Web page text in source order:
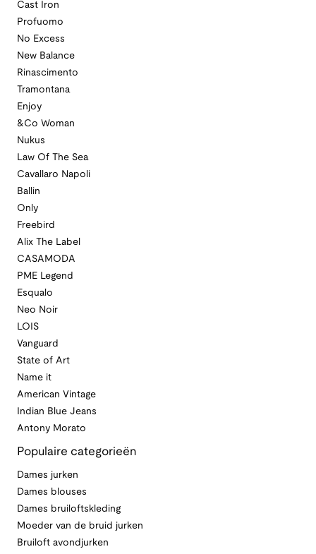
Cast Iron
Profuomo
No Excess
New Balance
Rinascimento
Tramontana
Enjoy
&Co Woman
Nukus
Law Of The Sea
Cavallaro Napoli
Ballin
Only
Freebird
Alix The Label
CASAMODA
PME Legend
Esqualo
Neo Noir
LOIS
Vanguard
State of Art
Name it
American Vintage
Indian Blue Jeans
Antony Morato
Populaire categorieën
Dames jurken
Dames blouses
Dames bruiloftskleding
Moeder van de bruid jurken
Bruiloft avondjurken